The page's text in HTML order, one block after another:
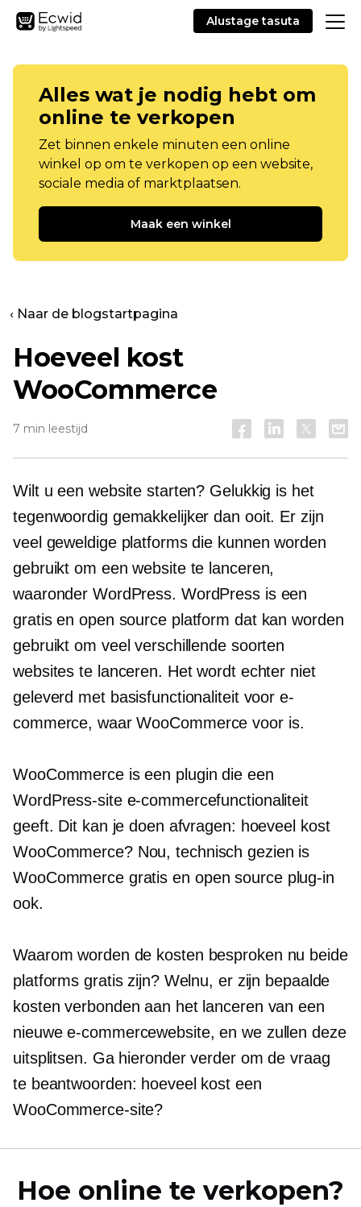
Alustage tasuta
Alles wat je nodig hebt om
online te verkopen
Zet binnen enkele minuten een online
winkel op om te verkopen op een website,
sociale media of marktplaatsen.
Maak een winkel
‹ Naar de blogstartpagina
Hoeveel kost
WooCommerce
7 min leestijd
Wilt u een website starten? Gelukkig is het
tegenwoordig gemakkelijker dan ooit. Er zijn
veel geweldige platforms die kunnen worden
gebruikt om een ​​website te lanceren,
waaronder WordPress. WordPress is een
gratis enopen sourceplatform dat kan worden
gebruikt om veel verschillende soorten
websites te lanceren. Het wordt echter niet
geleverd met basisfunctionaliteit voor e-
commerce, waar WooCommerce voor is.
WooCommerce is een plugin die een
WordPress-site e-commercefunctionaliteit
geeft. Dit kan je doen afvragen: hoeveel kost
WooCommerce? Nou, technisch gezien is
WooCommerce gratis en open sourceplug-in
ook.
Waarom worden de kosten besproken nu beide
platforms gratis zijn? Welnu, er zijn bepaalde
kosten verbonden aan het lanceren van een
nieuwe e-commercewebsite, en we zullen deze
uitsplitsen. Ga hieronder verder om de vraag
te beantwoorden: hoeveel kost een
WooCommerce-site?
Hoe online te verkopen?